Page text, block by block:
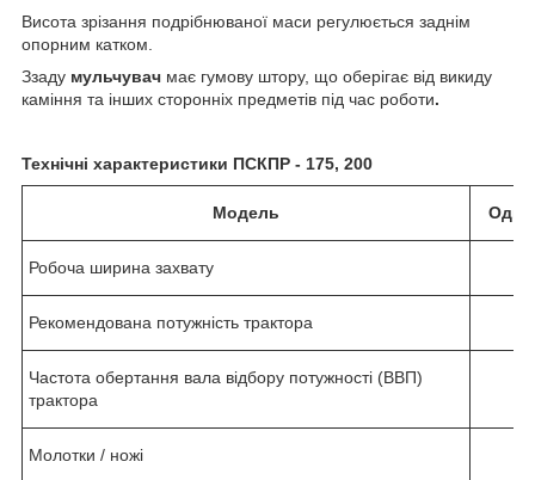
Висота зрізання подрібнюваної маси регулюється заднім
опорним катком.
Ззаду мульчувач має гумову штору, що оберігає від викиду
каміння та інших сторонніх предметів під час роботи.
Технічні характеристики ПСКПР - 175, 200
Модель
Робоча ширина захвату
Рекомендована потужність трактора
Частота обертання вала відбору потужності (ВВП)
трактора
Молотки / ножі